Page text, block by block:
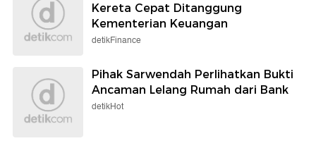
Kereta Cepat Ditanggung
Kementerian Keuangan
detikFinance
Pihak Sarwendah Perlihatkan Bukti
Ancaman Lelang Rumah dari Bank
detikHot